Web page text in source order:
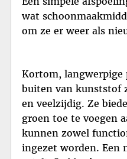
wat
om ze er weer als
Kortom, langwerpige
buiten van kunststof
en veelzijdig. Ze
groen toe te voegen
kunnen zowel
ingezet worden. Een